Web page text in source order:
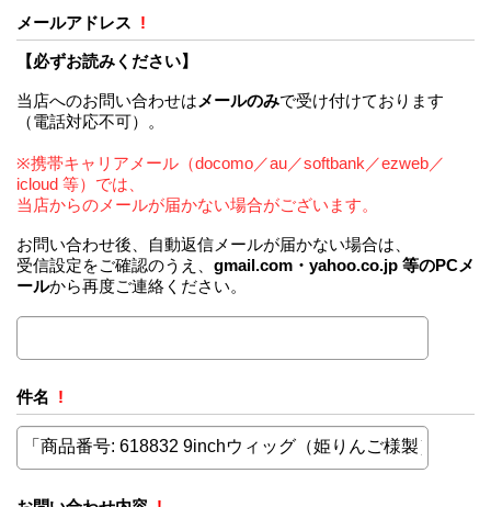
メールアドレス !
【必ずお読みください】
当店へのお問い合わせは メールのみで受け付けております
（電話対応不可）。
※携帯キャリアメール（docomo／au／softbank／ezweb／
icloud 等）では、
当店からのメールが届かない場合がございます。
お問い合わせ後、自動返信メールが届かない場合は、
受信設定をご確認のうえ、 gmail.com・yahoo.co.jp 等のPCメ
ールから再度ご連絡ください。
件名 !